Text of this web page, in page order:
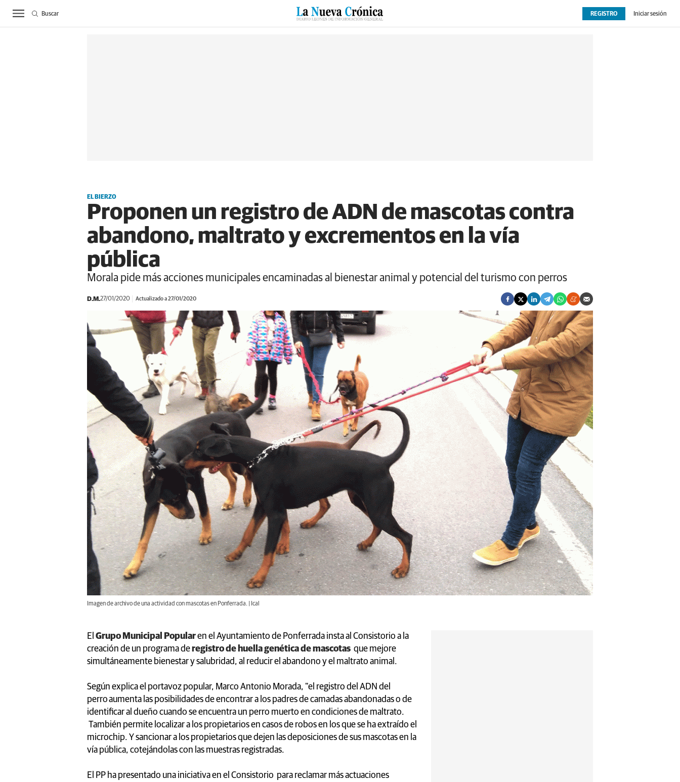
ACTUALIDAD BIERZO SUCESOS CULTURAS ESPECIALES DEPORTES OPINIÓN EXTRAS
REGISTRO Iniciar sesión
Buscar
EL BIERZO
Proponen un registro de ADN de mascotas contra
abandono, maltrato y excrementos en la vía
pública
Morala pide más acciones municipales encaminadas al bienestar animal y potencial del turismo con perros
D.M.27/01/2020 Actualizado a 27/01/2020
Imagen de archivo de una actividad con mascotas en Ponferrada. | Ical
El Grupo Municipal Popularen el Ayuntamiento de Ponferrada insta al Consistorio a la
creación de un programa deregistro de huella genética de mascotas que mejore
simultáneamente bienestar y salubridad, al reducir el abandono y el maltrato animal.
Según explica el portavoz popular, Marco Antonio Morada, "el registro del ADN del
perro aumenta las posibilidades de encontrar a los padres de camadas abandonadas o de
identificar al dueño cuando se encuentra un perro muerto en condiciones de maltrato.
También permite localizar a los propietarios en casos de robos en los que se ha extraído el
microchip. Y sancionar a los propietarios que dejen las deposiciones de sus mascotas en la
vía pública, cotejándolas con las muestras registradas.
El PP ha presentado una iniciativa en el Consistorio para reclamar más actuaciones